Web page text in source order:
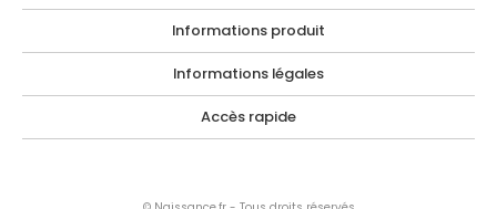
Informations produit
Informations légales
Accès rapide